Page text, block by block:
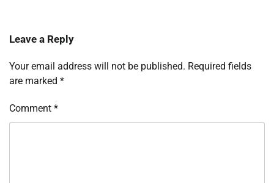
Leave a Reply
Your email address will not be published. Required fields
are marked *
Comment *